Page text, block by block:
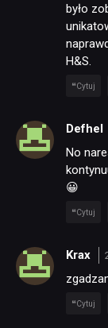
było
H&S.
Cytuj
Defhel
No
😀
Cytuj
Krax
Cytuj